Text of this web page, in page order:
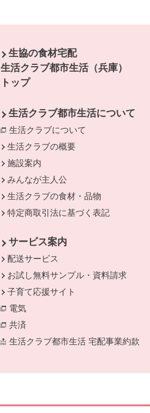
生協の食材宅配
生活クラブ都市生活（兵庫）
トップ
生活クラブ都市生活について
生活クラブについて
別のウィンドウ
生活クラブの概要
施設案内
みんなが主人公
生活クラブの食材・品物
特定商取引法に基づく表記
サービス案内
配送サービス
お試し無料サンプル・資料請求
子育て応援サイト
電気
共済
生活クラブ都市生活 宅配事業約款